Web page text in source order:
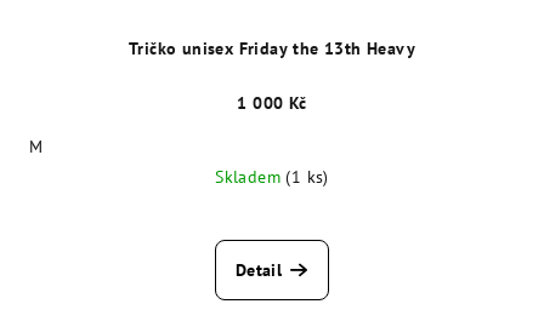
Tričko unisex Friday the 13th Heavy
1 000 Kč
M
Skladem(1 ks)
Detail